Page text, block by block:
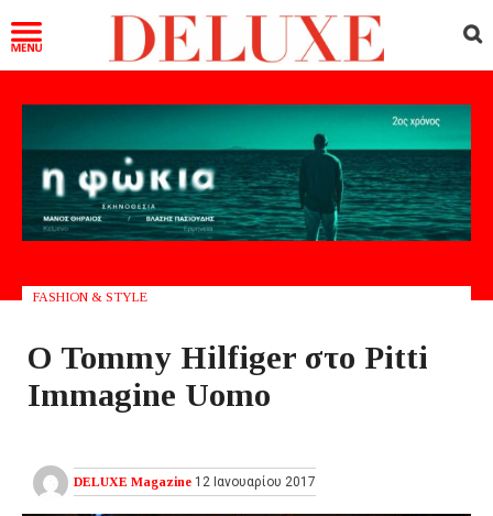
FASHION & STYLE
Ο Tommy Hilfiger στο Pitti
Immagine Uomo
DELUXE Magazine 12 Ιανουαρίου 2017